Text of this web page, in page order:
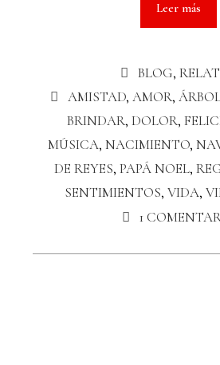
Leer más
BLOG,
AMISTAD,AMOR,
BRINDAR, DOLOR,
MÚSICA, NACIMIENTO,
DE REYES, PAPÁ NOEL,
SENTIMIENTOS, VIDA,
1